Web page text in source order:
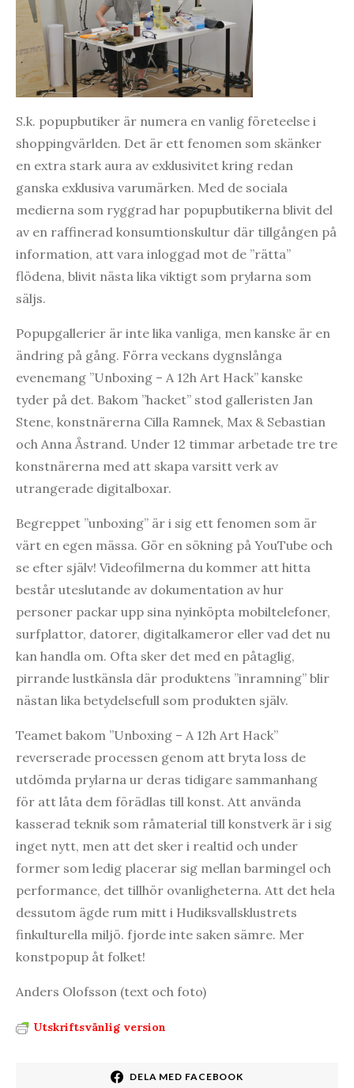
S.k. popupbutiker är numera en vanlig företeelse i
shoppingvärlden. Det är ett fenomen som skänker
en extra stark aura av exklusivitet kring redan
ganska exklusiva varumärken. Med de sociala
medierna som ryggrad har popupbutikerna blivit del
av en raffinerad konsumtionskultur där tillgången på
information, att vara inloggad mot de ”rätta”
flödena, blivit nästa lika viktigt som prylarna som
säljs.
Popupgallerier är inte lika vanliga, men kanske är en
ändring på gång. Förra veckans dygnslånga
evenemang ”Unboxing – A 12h Art Hack” kanske
tyder på det. Bakom ”hacket” stod galleristen Jan
Stene, konstnärerna Cilla Ramnek, Max & Sebastian
och Anna Åstrand. Under 12 timmar arbetade tre tre
konstnärerna med att skapa varsitt verk av
utrangerade digitalboxar.
Begreppet ”unboxing” är i sig ett fenomen som är
värt en egen mässa. Gör en sökning på YouTube och
se efter själv! Videofilmerna du kommer att hitta
består uteslutande av dokumentation av hur
personer packar upp sina nyinköpta mobiltelefoner,
surfplattor, datorer, digitalkameror eller vad det nu
kan handla om. Ofta sker det med en påtaglig,
pirrande lustkänsla där produktens ”inramning” blir
nästan lika betydelsefull som produkten själv.
Teamet bakom ”Unboxing – A 12h Art Hack”
reverserade processen genom att bryta loss de
utdömda prylarna ur deras tidigare sammanhang
för att låta dem förädlas till konst. Att använda
kasserad teknik som råmaterial till konstverk är i sig
inget nytt, men att det sker i realtid och under
former som ledig placerar sig mellan barmingel och
performance, det tillhör ovanligheterna. Att det hela
dessutom ägde rum mitt i Hudiksvallsklustrets
finkulturella miljö. fjorde inte saken sämre. Mer
konstpopup åt folket!
Anders Olofsson (text och foto)
Utskriftsvänlig version
DELA MED FACEBOOK